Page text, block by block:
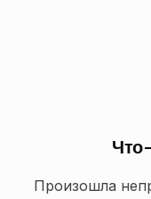
Произошла